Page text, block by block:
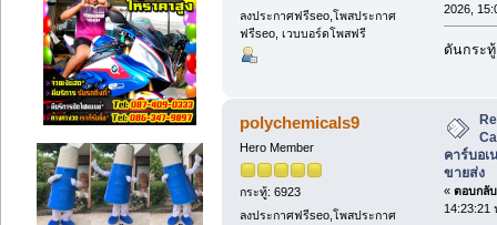
ลงประกาศฟรีseo,โพสประกาศ
ฟรีseo, เวบบอร์ดโพสฟรี
2026,
ดันกระทู้
polychemicals9
Hero Member
กระทู้: 6923
ลงประกาศฟรีseo,โพสประกาศ
คาร์บอเ
ขายส่ง
« ตอบกลั
14:23:21